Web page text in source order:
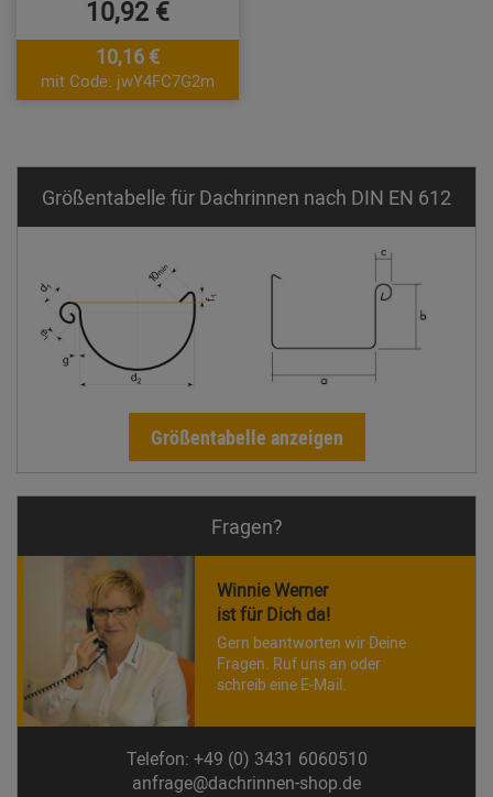
10,92 €
10,16 €
mit Code: jwY4FC7G2m
Größentabelle für Dachrinnen nach DIN EN 612
Größentabelle anzeigen
Fragen?
Winnie Werner
ist für Dich da!
Gern beantworten wir Deine
Fragen. Ruf uns an oder
schreib eine E-Mail.
Telefon: +49 (0) 3431 6060510
anfrage@dachrinnen-shop.de